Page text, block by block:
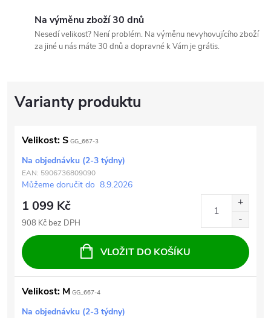
Na výměnu zboží 30 dnů
Nesedí velikost? Není problém. Na výměnu nevyhovujícího zboží
za jiné u nás máte 30 dnů a dopravné k Vám je grátis.
Velikost: S GG_667-3
Na objednávku (2-3 týdny)
EAN: 5906736809090
Můžeme doručit do 8.9.2026
1 099 Kč
908 Kč bez DPH
VLOŽIT DO KOŠÍKU
Velikost: M GG_667-4
Na objednávku (2-3 týdny)